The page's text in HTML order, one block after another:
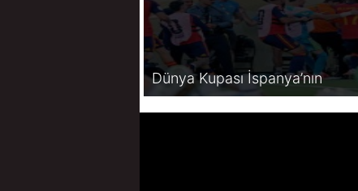
Dünya Kupası İspanya’nın